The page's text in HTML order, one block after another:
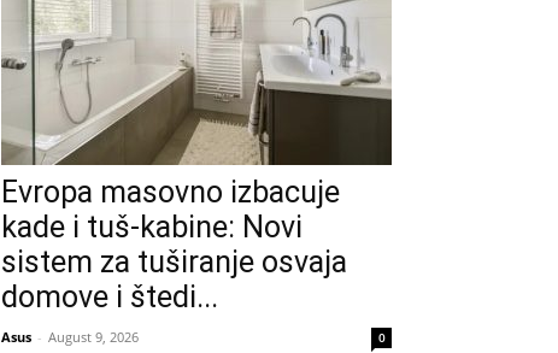
Evropa masovno izbacuje
kade i tuš-kabine: Novi
sistem za tuširanje osvaja
domove i štedi...
Asus - August 9, 2026 0